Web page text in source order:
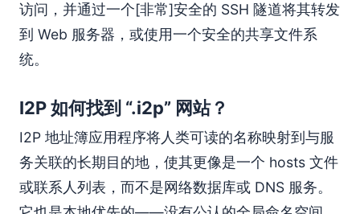
访问，并通过一个[非常]安全的 SSH 隧道将其转发
到 Web 服务器，或使用一个安全的共享文件系
统。
I2P 如何找到 “.i2p” 网站？
I2P 地址簿应用程序将人类可读的名称映射到与服
务关联的长期目的地，使其更像是一个 hosts 文件
或联系人列表，而不是网络数据库或 DNS 服务。